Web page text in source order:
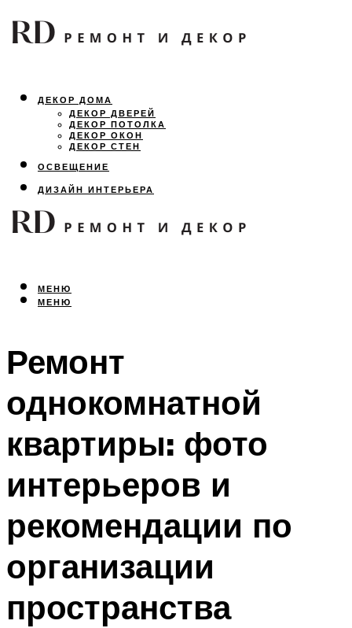
ДЕКОР ДОМА
ДЕКОР ДВЕРЕЙ
ДЕКОР ПОТОЛКА
ДЕКОР ОКОН
ДЕКОР СТЕН
ОСВЕЩЕНИЕ
ДИЗАЙН ИНТЕРЬЕРА
ЛАНДШАФТНЫЙ ДИЗАЙН
ВСЕ ПРО РЕМОНТ
МЕНЮ
МЕНЮ
Ремонт
однокомнатной
квартиры: фото
интерьеров и
рекомендации по
организации
пространства